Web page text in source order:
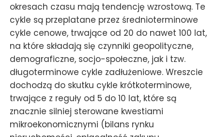
okresach czasu mają tendencję wzrostową. Te
cykle są przeplatane przez średnioterminowe
cykle cenowe, trwające od 20 do nawet 100 lat,
na które składają się czynniki geopolityczne,
demograficzne, socjo-społeczne, jak i tzw.
długoterminowe cykle zadłużeniowe. Wreszcie
dochodzą do skutku cykle krótkoterminowe,
trwające z reguły od 5 do 10 lat, które są
znacznie silniej sterowane kwestiami
mikroekonomicznymi (bilans rynku